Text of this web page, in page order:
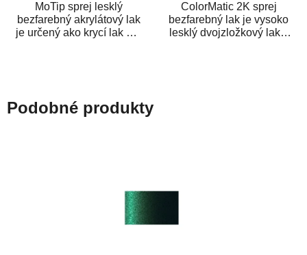
MoTip sprej lesklý
bezfarebný akrylátový lak
je určený ako krycí lak pre
ColorMatic 2K sprej
bezfarebný lak je vysoko
lesklý dvojzložkový lak s
Podobné produkty